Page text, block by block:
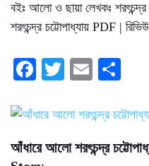
বইঃ আলো ও ছায়া লেখকঃ
শরৎচন্দ্র চট্টোপাধ্যায় PDF |
Fa
bo
ok
T
tte
r
E
ail re
আঁধারে আলো শরৎচন্দ্র